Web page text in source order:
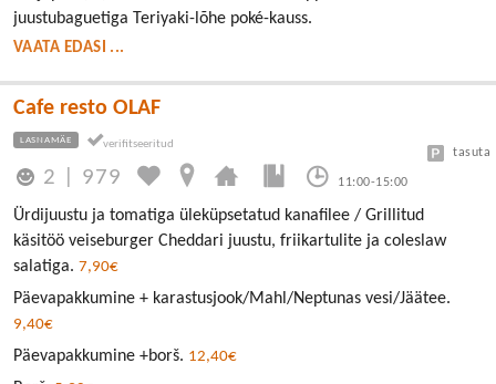
juustubaguetiga Teriyaki-lõhe poké-kauss.
VAATA EDASI ...
Cafe resto OLAF
LASNAMÄE
2 979 11:00-15:00
tasuta
Ürdijuustu ja tomatiga üleküpsetatud kanafilee / Grillitud
käsitöö veiseburger Cheddari juustu, friikartulite ja coleslaw
salatiga. 7,90€
Päevapakkumine + karastusjook/Mahl/Neptunas vesi/Jäätee.
9,40€
Päevapakkumine +borš. 12,40€